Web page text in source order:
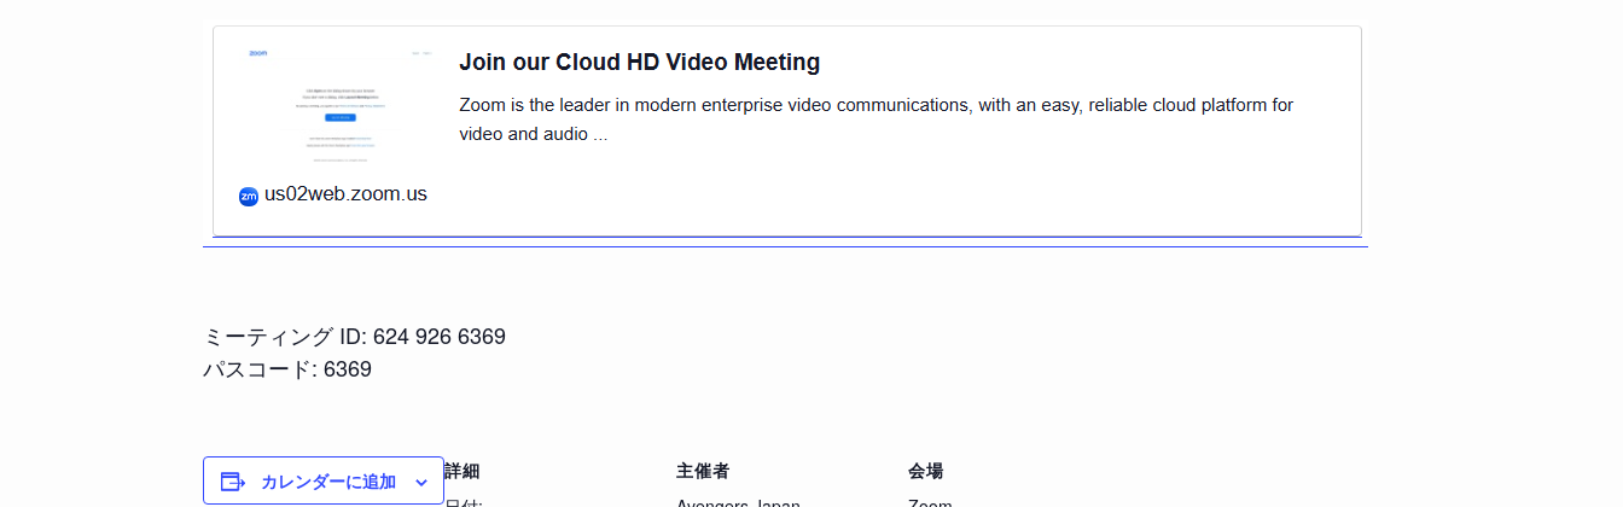
ミーティング ID: 624 926 6369
パスコード: 6369
カレンダーに追加
詳細
主催者
会場